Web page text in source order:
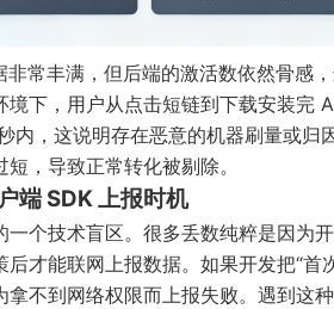
非常丰满，但后端的激活数依然骨
境下，用户从点击短链到下载安装完
内，这说明存在恶意的机器刷量或
，导致正常转化被剔除。
端 SDK 上报时机
一个技术盲区。很多丢数纯粹是因为
后才能联网上报数据。如果开发把“
拿不到网络权限而上报失败。遇到这